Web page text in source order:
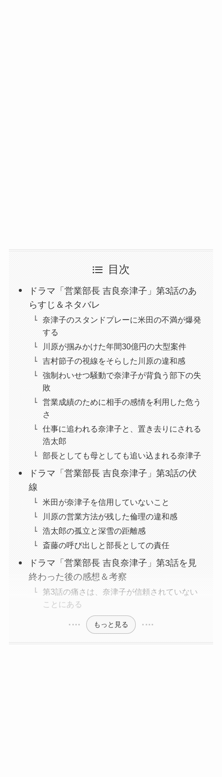
目次
ドラマ「営業部長 吉良奈津子」第3話のあ
らすじ＆ネタバレ
奈津子のスタンドプレーに米田の不満が爆発
する
川原が掴みかけた年間30億円の大型案件
吉村節子の視線をそらした川原の違和感
強制わいせつ騒動で奈津子が背負う部下の失
敗
営業成績のために相手の感情を利用した危う
さ
仕事に追われる奈津子と、置き去りにされる
浩太郎
部長としても母としても追い込まれる奈津子
ドラマ「営業部長 吉良奈津子」第3話の伏
線
米田が奈津子を信用していないこと
川原の営業方法が残した倫理の違和感
浩太郎の孤立と深雪の距離感
斎藤の呼び出しと部長としての責任
ドラマ「営業部長 吉良奈津子」第3話を見
終わった後の感想＆考察
第3話の痛さは、奈津子が信頼されていない
ことにある
もっと見る